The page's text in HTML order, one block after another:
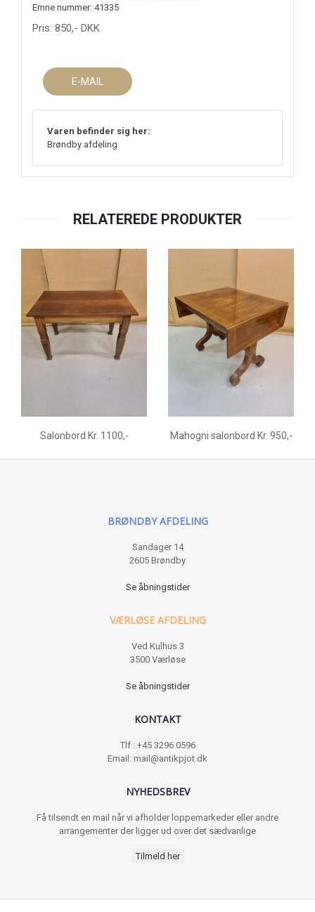
Emne nummer: 41335
Pris: 850,- DKK
E-MAIL
Varen befinder sig her:
Brøndby afdeling
RELATEREDE PRODUKTER
Salonbord Kr. 1100,- Mahogni salonbord Kr. 950,-
BRØNDBY AFDELING
Sandager 14
2605 Brøndby
Se åbningstider
VÆRLØSE AFDELING
Ved Kulhus 3
3500 Værløse
Se åbningstider
KONTAKT
Tlf : +45 3296 0596
Email: mail@antikpjot.dk
NYHEDSBREV
Få tilsendt en mail når vi afholder loppemarkeder eller andre
arrangementer der ligger ud over det sædvanlige
Tilmeld her